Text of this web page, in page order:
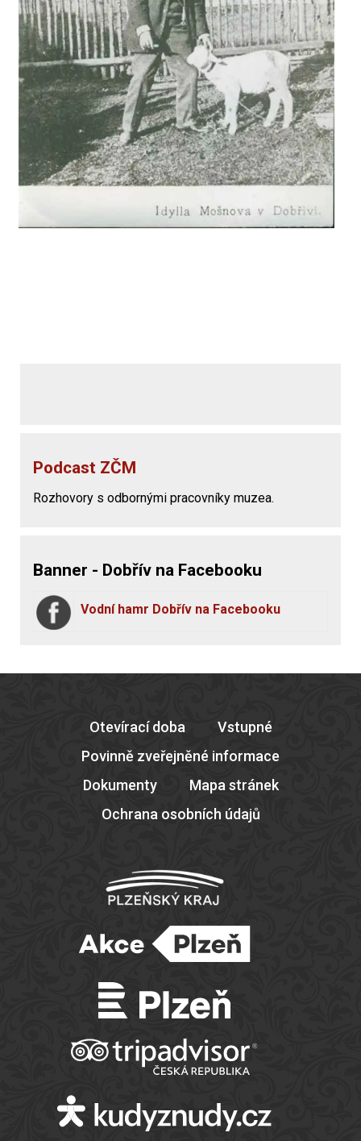
Podcast ZČM
Rozhovory s odbornými pracovníky muzea.
Banner - Dobřív na Facebooku
Vodní hamr Dobřív na Facebooku
Otevírací doba
Vstupné
Povinně zveřejněné informace
Dokumenty
Mapa stránek
Ochrana osobních údajů